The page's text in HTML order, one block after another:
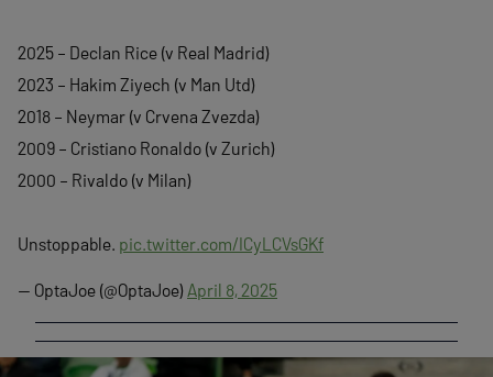
2025 – Declan Rice (v Real Madrid)
2023 – Hakim Ziyech (v Man Utd)
2018 – Neymar (v Crvena Zvezda)
2009 – Cristiano Ronaldo (v Zurich)
2000 – Rivaldo (v Milan)
Unstoppable. pic.twitter.com/ICyLCVsGKf
— OptaJoe (@OptaJoe) April 8, 2025